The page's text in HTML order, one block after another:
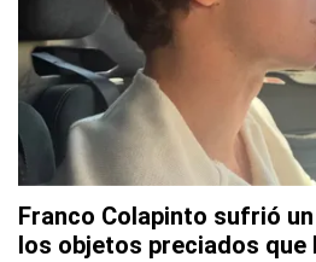
Franco Colapinto sufrió
los objetos preciados que